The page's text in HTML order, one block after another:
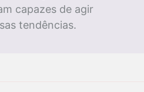
capazes de agir
tendências.